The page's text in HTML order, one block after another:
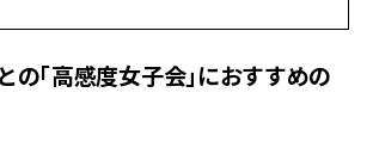
の「高感度女子会」におすすめの